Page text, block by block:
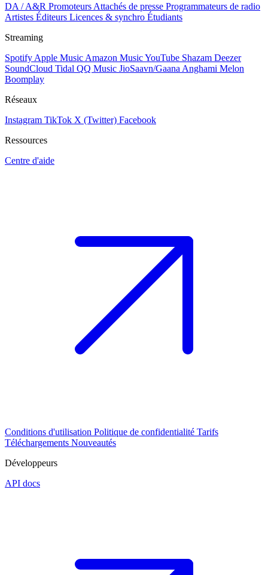
DA / A&R Promoteurs Attachés de presse Programmateurs de radio
Artistes Éditeurs Licences & synchro Étudiants
Streaming
Spotify Apple Music Amazon MusicYouTube Shazam Deezer
SoundCloud Tidal QQ Music JioSaavn/Gaana Anghami Melon
Boomplay
Réseaux
Instagram TikTok X (Twitter) Facebook
Ressources
Centre d'aide
Conditions d'utilisation Politique de confidentialité Tarifs
Téléchargements Nouveautés
Développeurs
API docs